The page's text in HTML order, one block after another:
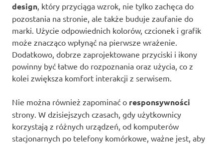
design, który przyciąga wzrok, nie tylko zachęca do
pozostania na stronie, ale także buduje zaufanie do
marki. Użycie odpowiednich kolorów, czcionek i grafik
może znacząco wpłynąć na pierwsze wrażenie.
Dodatkowo, dobrze zaprojektowane przyciski i ikony
powinny być łatwe do rozpoznania oraz użycia, co z
kolei zwiększa komfort interakcji z serwisem.
Nie można również zapominać o responsywności
strony. W dzisiejszych czasach, gdy użytkownicy
korzystają z różnych urządzeń, od komputerów
stacjonarnych po telefony komórkowe, ważne jest, aby